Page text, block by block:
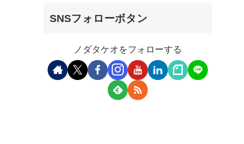
SNSフォローボタン
ノダタケオをフォローする